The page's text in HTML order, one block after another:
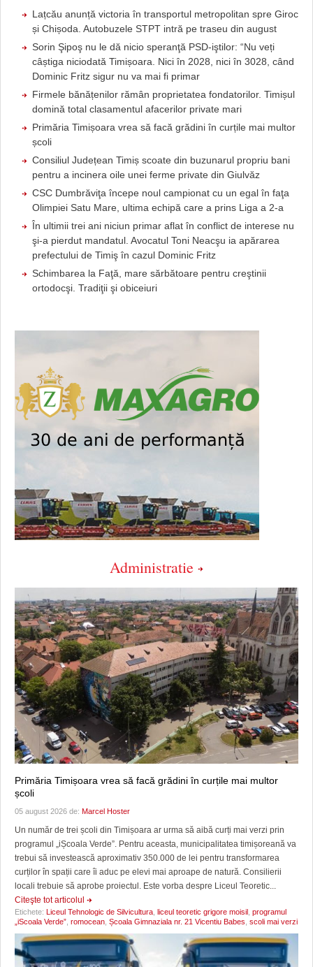
Lațcău anunță victoria în transportul metropolitan spre Giroc
și Chișoda. Autobuzele STPT intră pe traseu din august
Sorin Şipoş nu le dă nicio speranţă PSD-iştilor: “Nu veți
câștiga niciodată Timișoara. Nici în 2028, nici în 3028, când
Dominic Fritz sigur nu va mai fi primar
Firmele bănățenilor rămân proprietatea fondatorilor. Timișul
domină total clasamentul afacerilor private mari
Primăria Timișoara vrea să facă grădini în curțile mai multor
școli
Consiliul Județean Timiș scoate din buzunarul propriu bani
pentru a incinera oile unei ferme private din Giulvăz
CSC Dumbrăviţa începe noul campionat cu un egal în faţa
Olimpiei Satu Mare, ultima echipă care a prins Liga a 2-a
În ultimii trei ani niciun primar aflat în conflict de interese nu
şi-a pierdut mandatul. Avocatul Toni Neacşu ia apărarea
prefectului de Timiş în cazul Dominic Fritz
Schimbarea la Faţă, mare sărbătoare pentru creştinii
ortodocşi. Tradiţii şi obiceiuri
Administratie
Primăria Timișoara vrea să facă grădini în curțile mai multor
școli
05 august 2026 de: Marcel Hoster
Un număr de trei școli din Timișoara ar urma să aibă curți mai verzi prin
programul „iȘcoala Verde”. Pentru aceasta, municipalitatea timișoreană va
trebui să investească aproximativ 350.000 de lei pentru transformarea
curților în spații care îi aduc pe elevi mai aproape de natură. Consilierii
locali trebuie să aprobe proiectul. Este vorba despre Liceul Teoretic...
Citeşte tot articolul
Etichete: Liceul Tehnologic de Silvicultura liceul teoretic grigore moisil programul
„iScoala Verde” romocean Școala Gimnaziala nr. 21 Vicentiu Babes scoli mai verzi